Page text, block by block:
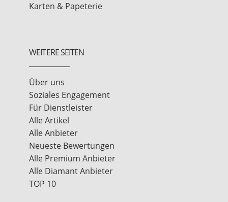
Karten & Papeterie
WEITERE SEITEN
Über uns
Soziales Engagement
Für Dienstleister
Alle Artikel
Alle Anbieter
Neueste Bewertungen
Alle Premium Anbieter
Alle Diamant Anbieter
TOP 10